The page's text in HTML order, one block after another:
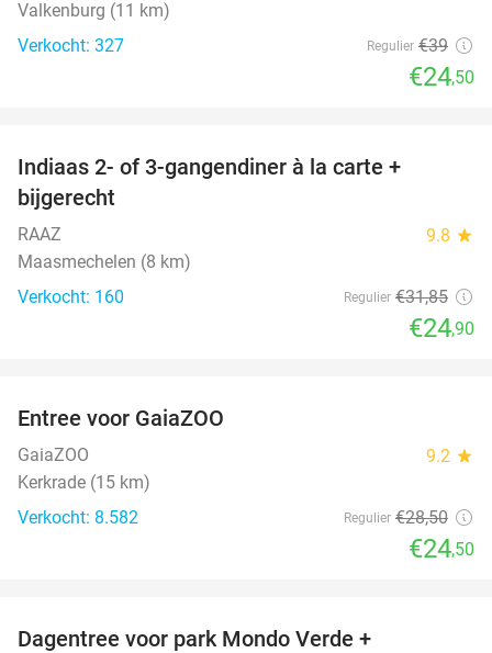
Valkenburg (11 km)
Verkocht: 327
Regulier €39
€24,50
Indiaas 2- of 3-gangendiner à la carte +
bijgerecht
RAAZ 9.8 star
Maasmechelen (8 km)
Verkocht: 160
Regulier €31,85
€24,90
Entree voor GaiaZOO
GaiaZOO 9.2 star
Kerkrade (15 km)
Verkocht: 8.582
Regulier €28,50
€24,50
Dagentree voor park Mondo Verde +